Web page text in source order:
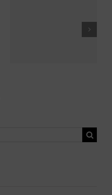
Plantari